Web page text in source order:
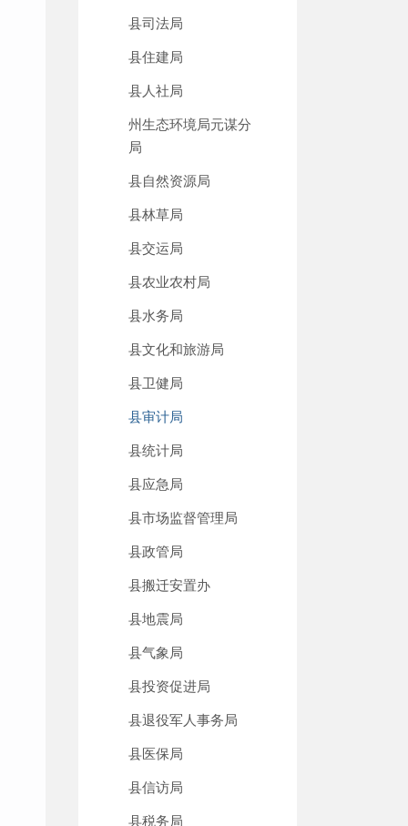
县司法局
县住建局
县人社局
州生态环境局元谋分
局
县自然资源局
县林草局
县交运局
县农业农村局
县水务局
县文化和旅游局
县卫健局
县审计局
县统计局
县应急局
县市场监督管理局
县政管局
县搬迁安置办
县地震局
县气象局
县投资促进局
县退役军人事务局
县医保局
县信访局
县税务局